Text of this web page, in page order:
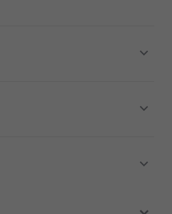
arvonlisäveron ja